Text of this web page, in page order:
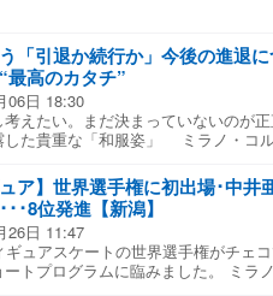
？」 ■中井亜美選手(18) 「『自分、
4カ月前、人生を変えたオリン
貴アナウンサー 「あらためてどう
での中で一番楽しかった試合だと
のは人生の中であるかないかの素晴
たことがうれしい。」 ■大石悠貴
」 ■中井亜美選手(18) 「本当に五輪
、夢舞台に来たんだといううれしさ
なく今できることをすべて発揮しよ
はびっくり。」 ■大石悠貴アナウン
■中井亜美選手(18) 「パブリックビュ
ずたくさんの方が応援してくれて
ったので感謝の気持ちを大切に伝
「引退か続行か」今後の進退
最高のカタチ”
06日 18:30
考えたい。まだ決まっていないのが
した貴重な「和服姿」 ミラノ・コ
原龍一（33）。前述は大阪で行われ
た木原の言葉だ。「りくりゅう」フ
ペアだけに、その去就に注目が集ま
揺れ動いている。 SNSに溢れるのは
葛藤”の声である。 「正直、もう一
う無理をしないで”という思いが勝
ュア】世界選手権に初出場･中
･8位発進【新潟】
26日 11:47
ギュアスケートの世界選手権がチェ
トプログラムに臨みました。 ミラ